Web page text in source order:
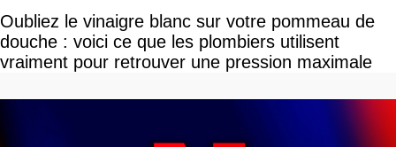
Oubliez le vinaigre blanc sur votre pommeau de
douche : voici ce que les plombiers utilisent
vraiment pour retrouver une pression maximale